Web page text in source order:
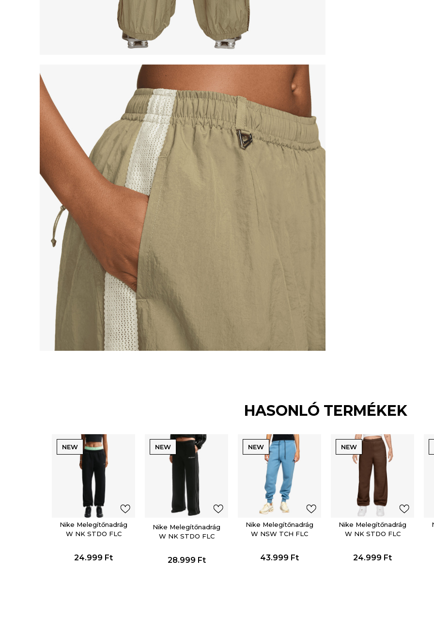
HASONLÓ TERMÉKEK
NEW
Nike Melegítőnadrág
W NK STDO FLC
24.999 Ft
NEW
Nike Melegítőnadrág
W NK STDO FLC
28.999 Ft
NEW
Nike Melegítőnadrág
W NSW TCH FLC
43.999 Ft
NEW
Nike Melegítőnadrág
W NK STDO FLC
24.999 Ft